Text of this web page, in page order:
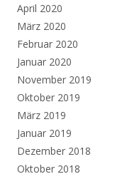
April 2020
März 2020
Februar 2020
Januar 2020
November 2019
Oktober 2019
März 2019
Januar 2019
Dezember 2018
Oktober 2018